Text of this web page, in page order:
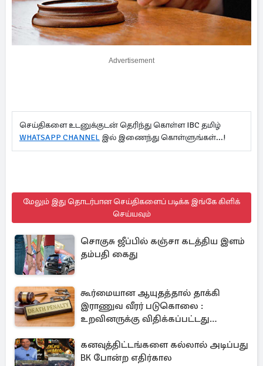
Advertisement
செய்திகளை உடனுக்குடன் தெரிந்து கொள்ள IBC தமிழ்
WHATSAPP CHANNEL இல் இணைந்து கொள்ளுங்கள்...!
மேலும் இது தொடர்பான செய்திகளைப் படிக்க இங்கே கிளிக்
செய்யவும்
சொகுசு ஜீப்பில் கஞ்சா கடத்திய இளம்
தம்பதி கைது
கூர்மையான ஆயுதத்தால் தாக்கி
இராணுவ வீரர் படுகொலை :
உறவினருக்கு விதிக்கப்பட்டது
கனவுத்திட்டங்களை கல்லால் அடிப்பது
BK போன்ற எதிர்கால